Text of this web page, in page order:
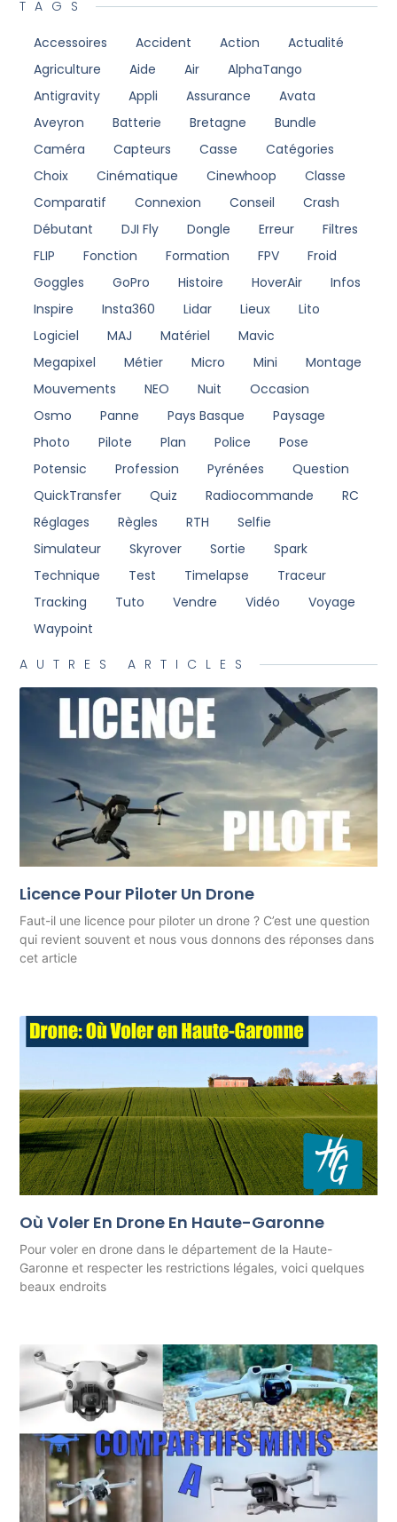
TAGS
Accessoires Accident Action
Actualité
Agriculture
Aide Air
AlphaTango
Antigravity
Appli Assurance
Avata
Aveyron
Batterie Bretagne
Bundle
Caméra
Capteurs Casse
Catégories
Choix
Cinématique Cinewhoop
Classe
Comparatif
Connexion Conseil
Crash
Débutant
DJI Fly Dongle Erreur
Filtres
FLIP
Fonction Formation FPV
Froid
Goggles
GoPro Histoire HoverAir
Infos
Inspire
Insta360 Lidar Lieux
Lito
Logiciel
MAJ Matériel
Mavic
Megapixel
Métier Micro Mini
Montage
Mouvements
NEO Nuit
Occasion
Osmo
Panne Pays Basque
Paysage
Photo
Pilote Plan Police
Pose
Potensic
Profession Pyrénées
Question
QuickTransfer
Quiz Radiocommande
RC
Réglages
Règles RTH
Selfie
Simulateur
Skyrover Sortie
Spark
Technique
Test Timelapse
Traceur
Tracking
Tuto Vendre Vidéo
Voyage
Waypoint
AUTRES ARTICLES
Licence Pour Piloter Un Drone
Faut-il une licence pour piloter un drone ? C’est une question
qui revient souvent et nous vous donnons des réponses dans
cet article
Où Voler En Drone En Haute-Garonne
Pour voler en drone dans le département de la Haute-
Garonne et respecter les restrictions légales, voici quelques
beaux endroits